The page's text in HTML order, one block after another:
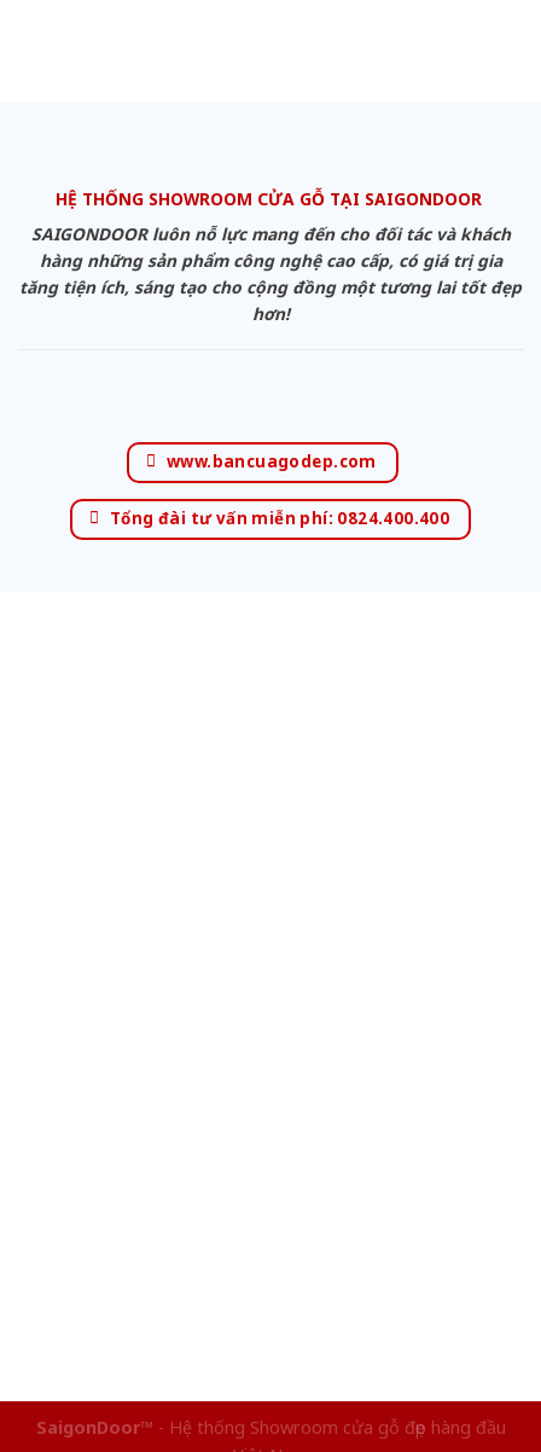
HỆ THỐNG SHOWROOM CỬA GỖ TẠI SAIGONDOOR
SAIGONDOOR luôn nỗ lực mang đến cho đối tác và khách
hàng những sản phẩm công nghệ cao cấp, có giá trị gia
tăng tiện ích, sáng tạo cho cộng đồng một tương lai tốt đẹp
hơn!
www.bancuagodep.com
Tổng đài tư vấn miễn phí: 0824.400.400
SaigonDoor™ - Hệ thống Showroom cửa gỗ đẹp hàng đầu